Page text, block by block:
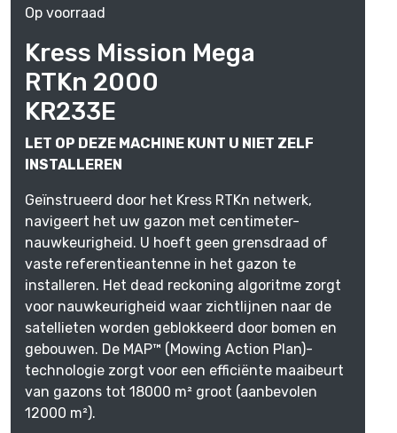
Op voorraad
Kress Mission Mega
RTKn 2000
KR233E
LET OP DEZE MACHINE KUNT U NIET ZELF
INSTALLEREN
Geïnstrueerd door het Kress RTKn netwerk,
navigeert het uw gazon met centimeter-
nauwkeurigheid. U hoeft geen grensdraad of
vaste referentieantenne in het gazon te
installeren. Het dead reckoning algoritme zorgt
voor nauwkeurigheid waar zichtlijnen naar de
satellieten worden geblokkeerd door bomen en
gebouwen. De MAP™ (Mowing Action Plan)-
technologie zorgt voor een efficiënte maaibeurt
van gazons tot 18000 m² groot (aanbevolen
12000 m²).